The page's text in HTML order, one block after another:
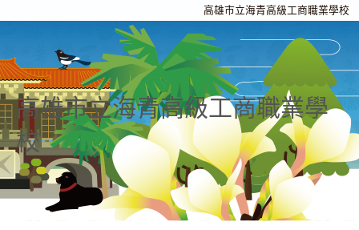
高雄市立海青高級工商職業學校
高雄市立海青高級工商職業學
校